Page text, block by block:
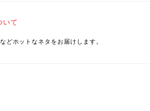
いて
どホットなネタをお届けします。